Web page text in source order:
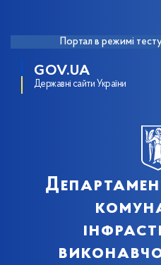
Портал в режимі
GOV.UA
Державні сайти України